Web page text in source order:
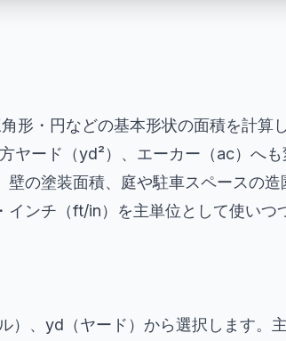
形・円などの基本形状の面積を計算
ヤード（yd²）、エーカー（ac）へも
の塗装面積、庭や駐車スペースの造
ンチ（ft/in）を主単位として使いつ
、yd（ヤード）から選択します。